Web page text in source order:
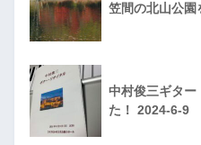
笠間の北山公園
中村俊三ギター
た！ 2024-6-9